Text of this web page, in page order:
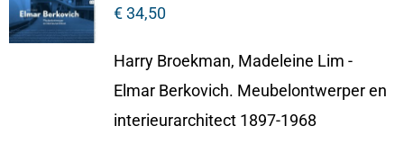
€34,50
Harry Broekman, Madeleine Lim -
Elmar Berkovich. Meubelontwerper en
interieurarchitect 1897-1968